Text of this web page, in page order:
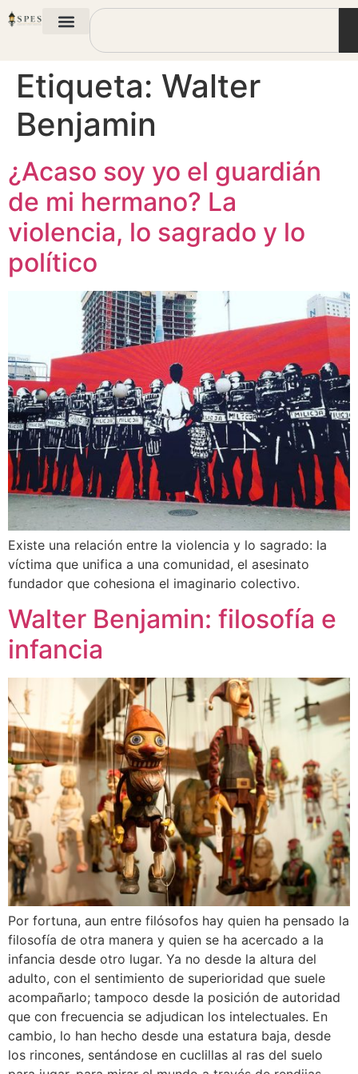
Etiqueta: Walter
Benjamin
¿Acaso soy yo el guardián
de mi hermano? La
violencia, lo sagrado y lo
político
Existe una relación entre la violencia y lo sagrado: la
víctima que unifica a una comunidad, el asesinato
fundador que cohesiona el imaginario colectivo.
Walter Benjamin: filosofía e
infancia
Por fortuna, aun entre filósofos hay quien ha pensado la
filosofía de otra manera y quien se ha acercado a la
infancia desde otro lugar. Ya no desde la altura del
adulto, con el sentimiento de superioridad que suele
acompañarlo; tampoco desde la posición de autoridad
que con frecuencia se adjudican los intelectuales. En
cambio, lo han hecho desde una estatura baja, desde
los rincones, sentándose en cuclillas al ras del suelo